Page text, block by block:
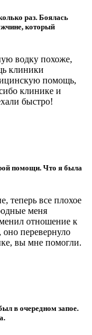
раз. Боялась
который
водку похоже,
клиники
помощь,
клинике и
быстро!
помощи. Что я была
теперь все плохое
меня
отношение к
перевернуло
вы мне помогли.
в очередном запое.